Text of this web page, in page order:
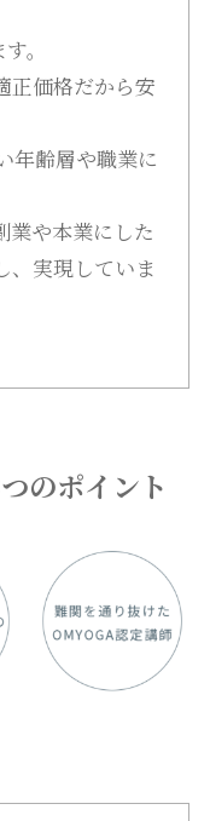
。
正価格だから安
年齢層や職業に
業や本業にした
、実現していま
のポイント